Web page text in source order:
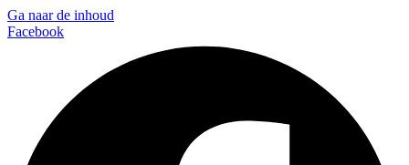
Ga naar de inhoud
Facebook